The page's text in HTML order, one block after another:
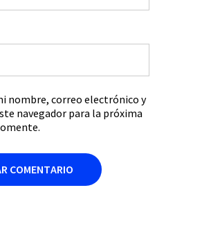
nombre, correo electrónico y
navegador para la próxima